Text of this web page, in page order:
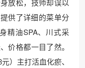
放松，技师却误以
供了详细的菜单分
精油SPA、川式采
价格都一目了然。
）主打活血化瘀、